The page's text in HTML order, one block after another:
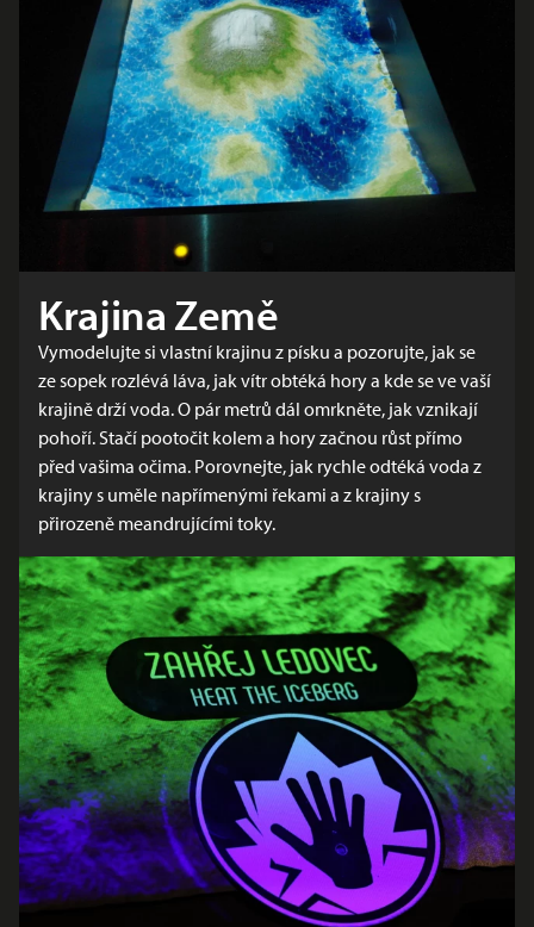
Krajina Země
Vymodelujte si vlastní krajinu z písku a pozorujte, jak se
ze sopek rozlévá láva, jak vítr obtéká hory a kde se ve vaší
krajině drží voda. O pár metrů dál omrkněte, jak vznikají
pohoří. Stačí pootočit kolem a hory začnou růst přímo
před vašima očima. Porovnejte, jak rychle odtéká voda z
krajiny s uměle napřímenými řekami a z krajiny s
přirozeně meandrujícími toky.